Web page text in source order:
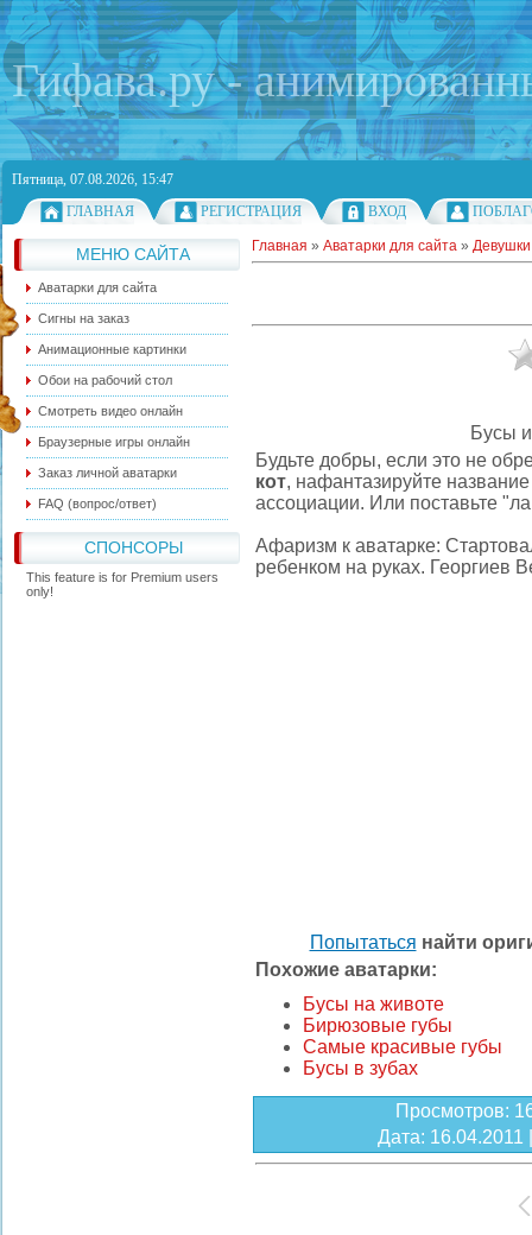
Гифава.ру -
Пятница, 07.08.2026, 15:47
ГЛАВНАЯ
РЕГИСТРАЦИЯ ВХОД
МЕНЮ САЙТА
Аватарки для сайта
Сигны на заказ
Анимационные картинки
Обои на рабочий стол
Смотреть видео онлайн
Браузерные игры онлайн
Заказ личной аватарки
FAQ (вопрос/ответ)
СПОНСОРЫ
This feature is for Premium users
only!
Главная » Аватарки для сайта »
Бусы
Будьте добры, если это не
кот, нафантазируйте
ассоциации. Или поставьте
Афаризм к аватарке:
ребенком на руках. Георгиев
Попытаться найти
Похожие аватарки:
Бусы на животе
Бирюзовые губы
Самые красивые губы
Бусы в зубах
Просмотров:
Дата: 16.04.2011